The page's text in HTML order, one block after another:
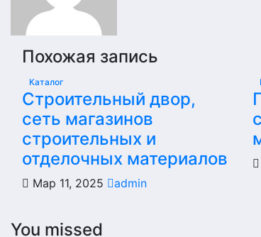
Похожая запись
Каталог
Строительный двор,
сеть магазинов
строительных и
отделочных материалов
Мар 11, 2025 admin
You missed